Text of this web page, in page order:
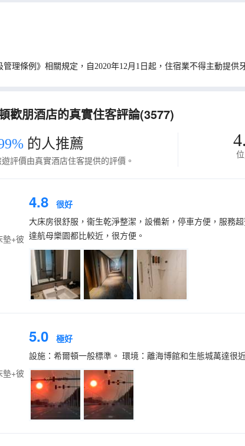
理條例》相關規定，自2020年12月1日起，住宿業不得主動提
歡朋酒店的真實住客評論(3577)
的人推薦
評價由真實酒店住客提供的評價。
墊+彼
4.8 很好
大床房很舒服，衞生乾淨整潔，設備新，停車方便，服務
達航母樂園都比較近，很方便。
墊+彼
5.0 極好
設施：希爾頓一般標準。 環境：離海博館和生態城萬達很